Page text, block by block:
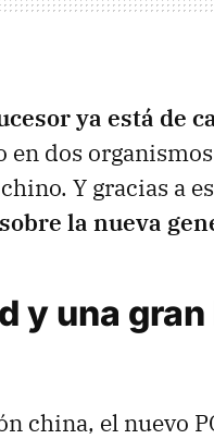
ya está de
en dos
Y gracias a
la nueva
y una
china, el nuevo